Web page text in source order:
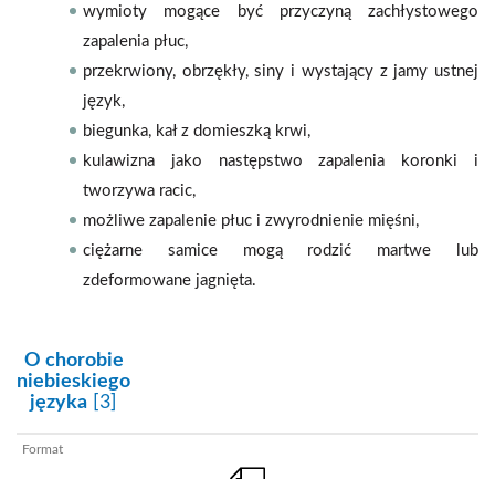
wymioty mogące być przyczyną zachłystowego
zapalenia płuc,
przekrwiony, obrzękły, siny i wystający z jamy ustnej
język,
biegunka, kał z domieszką krwi,
kulawizna jako następstwo zapalenia koronki i
tworzywa racic,
możliwe zapalenie płuc i zwyrodnienie mięśni,
ciężarne samice mogą rodzić martwe lub
zdeformowane jagnięta.
kategoria:
O chorobie
niebieskiego
języka [3]